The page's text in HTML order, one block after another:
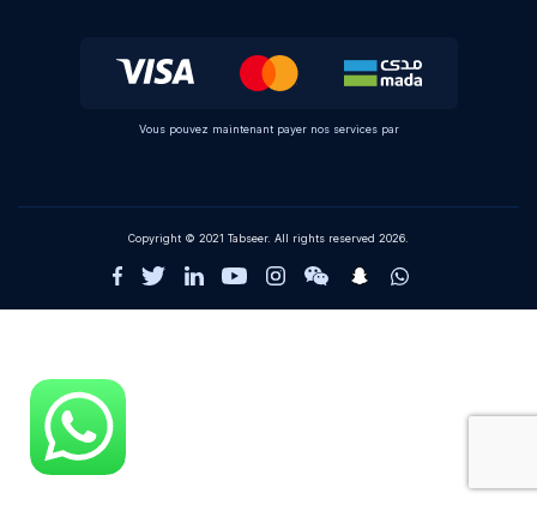
Vous pouvez maintenant payer nos services par
Copyright © 2021 Tabseer. All rights reserved 2026.